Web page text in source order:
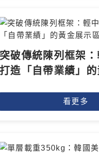
突破傳統陳列框架
打造「自帶業績」
看更多